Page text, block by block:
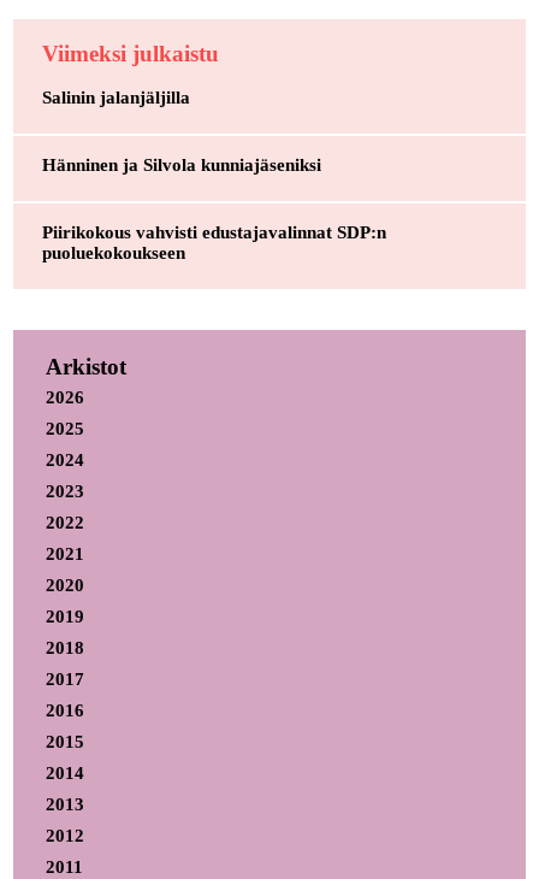
Viimeksi julkaistu
Salinin jalanjäljilla
Hänninen ja Silvola kunniajäseniksi
Piirikokous vahvisti edustajavalinnat SDP:n
puoluekokoukseen
Arkistot
2026
2025
2024
2023
2022
2021
2020
2019
2018
2017
2016
2015
2014
2013
2012
2011